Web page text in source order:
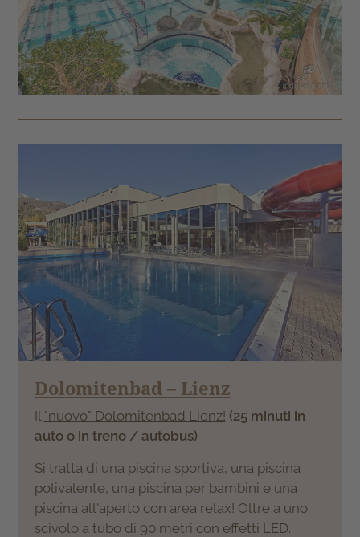
Dolomitenbad – Lienz
Il "nuovo" Dolomitenbad Lienz! (25 minuti in
auto o in treno / autobus)
Si tratta di una piscina sportiva, una piscina
polivalente, una piscina per bambini e una
piscina all'aperto con area relax! Oltre a uno
scivolo a tubo di 90 metri con effetti LED.